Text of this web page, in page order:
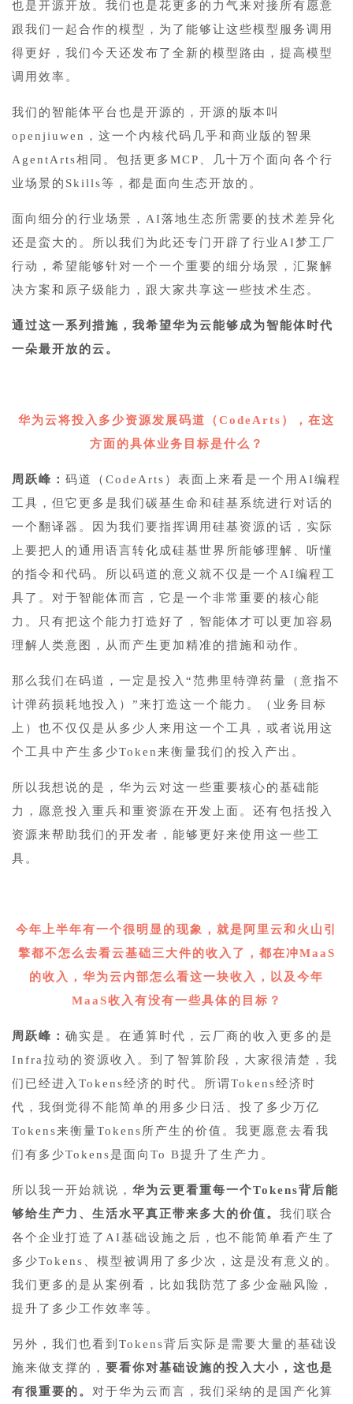
也是开源开放。我们也是花更多的力气来对接所有愿意
跟我们一起合作的模型，为了能够让这些模型服务调用
得更好，我们今天还发布了全新的模型路由，提高模型
调用效率。
我们的智能体平台也是开源的，开源的版本叫
openjiuwen，这一个内核代码几乎和商业版的 智果
AgentArts相同。包括更多MCP、几十万个面向各个行
业场景的Skills等，都是面向生态开放的。
面向细分的行业场景，AI落地生态所需要的技术差异化
还是蛮大的。所以我们为此还专门开辟了行业AI梦工厂
行动，希望能够针对一个一个重要的细分场景，汇聚解
决方案和原子级能力，跟大家共享这一些技术生态。
通过这一系列措施，我希望华为云能够成为智能体时代
一朵最开放的云。
华为云将投入多少资源发展码道（CodeArts），在这
方面的具体业务目标是什么？
周跃峰： 码道（CodeArts）表面上来看是一个用AI编程
工具，但它更多是我们碳基生命和硅基系统进行对话的
一个翻译器。因为我们要指挥调用硅基资源的话，实际
上要把人的通用语言转化成硅基世界所能够理解、听懂
的指令和代码。所以码道的意义就不仅是一个AI编程工
具了。对于智能体而言，它是一个非常重要的核心能
力。只有把这个能力打造好了，智能体才可以更加容易
理解人类意图，从而产生更加精准的措施和动作。
那么我们在码道，一定是投入“范弗里特弹药量（意指不
计弹药损耗地投入）”来打造这一个能力。（业务目标
上）也不仅仅是从多少人来用这一个工具，或者说用这
个工具中产生多少Token来衡量我们的投入产出。
所以我想说的是，华为云对这一些重要核心的基础能
力，愿意投入重兵和重资源在开发上面。还有包括投入
资源来帮助我们的开发者，能够更好来使用这一些工
具。
今年上半年有一个很明显的现象，就是阿里云和火山引
擎都不怎么去看云基础三大件的收入了，都在冲MaaS
的收入，华为云内部怎么看这一块收入，以及今年
MaaS收入有没有一些具体的目标？
周跃峰： 确实是。在通算时代，云厂商的收入更多的是
Infra拉动的资源收入。到了智算阶段，大家很清楚，我
们已经进入Tokens经济的时代。所谓Tokens经济时
代，我倒觉得不能简单的用多少日活、投了多少万亿
Tokens来衡量Tokens所产生的价值。我更愿意去看我
们有多少Tokens是面向To B提升了生产力。
所以我一开始就说， 华为云更看重每一个Tokens背后能
够给生产力、生活水平真正带来多大的价值。 我们联合
各个企业打造了AI基础设施之后，也不能简单看产生了
多少Tokens、模型被调用了多少次，这是没有意义的。
我们更多的是从案例看，比如我防范了多少金融风险，
提升了多少工作效率等。
另外，我们也看到Tokens背后实际是需要大量的基础设
施来做支撑的， 要看你对基础设施的投入大小，这也是
有很重要的。 对于华为云而言，我们采纳的是国产化算